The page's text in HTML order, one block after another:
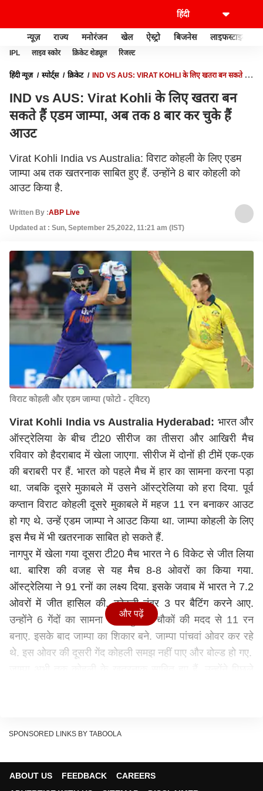
न्यूज़ राज्य मनोरंजन खेल ऐस्ट्रो बिजनेस लाइफस्टाइल
IPL लाइव स्कोर क्रिकेट शेड्यूल रिजल्ट
हिंदी न्यूज़ स्पोर्ट्स क्रिकेट
IND VS AUS: VIRAT KOHLI के लिए खतरा बन सकते हैं
IND vs AUS: Virat Kohli के लिए खतरा बन
सकते हैं एडम जाम्पा, अब तक 8 बार कर चुके हैं
आउट
Virat Kohli India vs Australia: विराट कोहली के लिए एडम
जाम्पा अब तक खतरनाक साबित हुए हैं. उन्होंने 8 बार कोहली को
आउट किया है.
Written By :ABP Live
Updated at : Sun, September 25,2022, 11:21 am (IST)
विराट कोहली और एडम जाम्पा (फोटो - ट्विटर)
Virat Kohli India vs Australia Hyderabad: भारत और
ऑस्ट्रेलिया के बीच टी20 सीरीज का तीसरा और आखिरी मैच
रविवार को हैदराबाद में खेला जाएगा. सीरीज में दोनों ही टीमें एक-एक
की बराबरी पर हैं. भारत को पहले मैच में हार का सामना करना पड़ा
था. जबकि दूसरे मुकाबले में उसने ऑस्ट्रेलिया को हरा दिया. पूर्व
कप्तान विराट कोहली दूसरे मुकाबले में महज 11 रन बनाकर आउट
हो गए थे. उन्हें एडम जाम्पा ने आउट किया था. जाम्पा कोहली के लिए
इस मैच में भी खतरनाक साबित हो सकते हैं.
नागपुर में खेला गया दूसरा टी20 मैच भारत ने 6 विकेट से जीत लिया
था. बारिश की वजह से यह मैच 8-8 ओवरों का किया गया.
ऑस्ट्रेलिया ने 91 रनों का लक्ष्य दिया. इसके जवाब में भारत ने 7.2
ओवरों में जीत हासिल की. कोहली नंबर 3 पर बैटिंग करने आए.
उन्होंने 6 गेंदों का सामना करते हुए 2 चौकों की मदद से 11 रन
बनाए. इसके बाद जाम्पा का शिकार बने. जाम्पा पांचवां ओवर कर रहे
थे. इस ओवर की दूसरी गेंद कोहली समझ नहीं पाए और बोल्ड हो गए.
फंसा लेते हैं. कोहली मोहाली में खेले गए टी20 सीरीज के पहले मैच
और पढ़ें
SPONSORED LINKS BY TABOOLA
ABOUT US FEEDBACK
CAREERS